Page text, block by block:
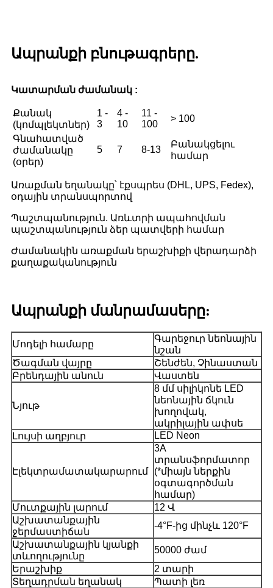
Ապրանքի բնութագրերը.
Կատարման ժամանակ :
Քանակ
(կոմպլեկտներ)
1 -
3
4 -
10
11 -
100
> 100
Գնահատված
ժամանակը
(օրեր)
5 7 8-13
Բանակցելու
համար
Առաքման եղանակը՝ էքսպրես (DHL, UPS, Fedex),
օդային տրանսպորտով
Պաշտպանություն. Առևտրի ապահովման
պաշտպանություն ձեր պատվերի համար
Ժամանակին առաքման երաշխիքի վերադարձի
քաղաքականություն
Ապրանքի մանրամասերը:
Մոդելի համարը
Գարեջուր նեոնային
նշան
Ծագման վայրը
Շենժեն, Չինաստան
Բրենդային անուն
Վաստեն
Նյութ
8 մմ սիլիկոնե LED
նեոնային ճկուն
խողովակ,
ակրիլային ափսե
Լույսի աղբյուր
LED Neon
Էլեկտրամատակարարում
3A
տրանսֆորմատոր
(*միայն ներքին
օգտագործման
համար)
Մուտքային լարում
12 Վ
Աշխատանքային
ջերմաստիճան
-4°F-ից մինչև 120°F
Աշխատանքային կյանքի
տևողությունը
50000 ժամ
Երաշխիք
2 տարի
Տեղադրման եղանակ
Պատի լեռ